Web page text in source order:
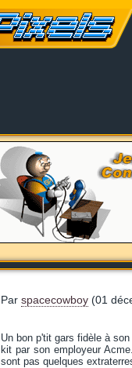
Par spacecowboy (01
Un bon p'tit gars fidèle à
kit par son employeur
sont pas quelques